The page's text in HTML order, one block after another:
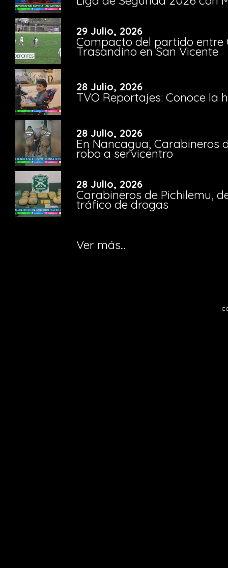
29 Julio, 2026
Compacto del partido entre
Trasandino en San Vicente
28 Julio, 2026
TVO Reportajes: Conoce la
28 Julio, 2026
En Nancagua, Carabineros
robo a servicentro
28 Julio, 2026
Carabineros de Pichilemu,
tráfico de drogas
Ver más...